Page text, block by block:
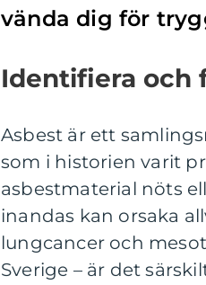
vända dig för
Identifiera och
Asbest är ett
som i historien varit
asbestmaterial nöts
inandas kan orsaka
lungcancer och
Sverige – är det